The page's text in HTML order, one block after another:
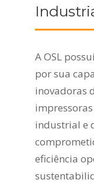
A OSL
por sua
inovadoras
industrial e
eficiência